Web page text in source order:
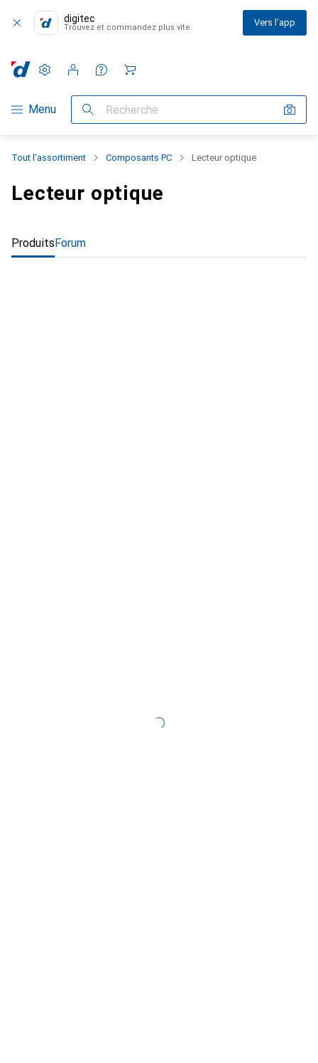
digitec
Trouvez et commandez plus vite Vers l'app
Navigation par catégorie
Menu Recherche
Paramètres
Compte client
Listes de comparaison
Listes d'envies
Panier
Tout l'assortiment Composants PC Lecteur optique
Lecteur optique
ProduitsForum